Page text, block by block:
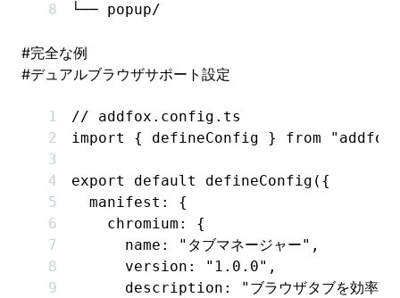
└── popup/
#完全な例
#デュアルブラウザサポート設定
// addfox.config.ts
import
{ defineConfig } from
export default defineConfig ({
  manifest
:
{
    chromium
:
{
      name
: "タブマネージャー" ,
      version
: "1.0.0" ,
      description
:
"ブラウザタブを効率的